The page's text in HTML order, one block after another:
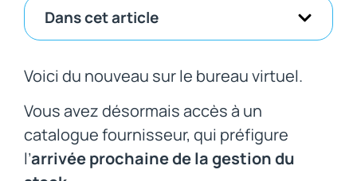
Dans cet article
Voici du nouveau sur le bureau virtuel.
Vous avez désormais accès à un
catalogue fournisseur, qui préfigure
l’arrivée prochaine de la gestion du